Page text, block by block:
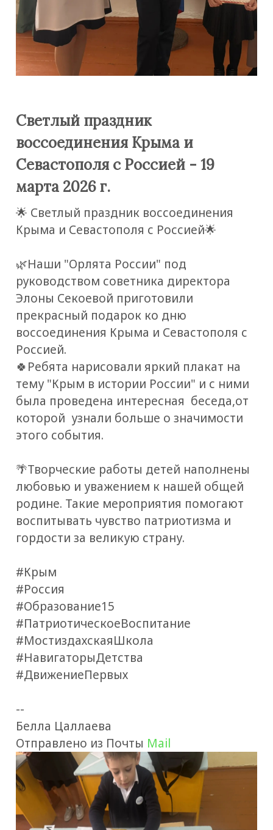
Светлый праздник
воссоединения Крыма и
Севастополя с Россией - 19
марта 2026 г.
🌟 Светлый праздник воссоединения
Крыма и Севастополя с Россией🌟
🌿Наши "Орлята России" под
руководством советника директора
Элоны Секоевой приготовили
прекрасный подарок ко дню
воссоединения Крыма и Севастополя с
Россией.
🍀Ребята нарисовали яркий плакат на
тему "Крым в истории России" и с ними
была проведена интересная беседа,от
которой узнали больше о значимости
этого события.
🌴Творческие работы детей наполнены
любовью и уважением к нашей общей
родине. Такие мероприятия помогают
воспитывать чувство патриотизма и
гордости за великую страну.
#Крым
#Россия
#Образование15
#ПатриотическоеВоспитание
#МостиздахскаяШкола
#НавигаторыДетства
#ДвижениеПервых
--
Белла Цаллаева
Отправлено из Почты Mail